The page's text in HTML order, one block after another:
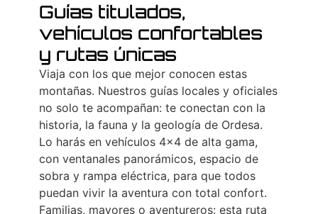
Guías titulados,
vehículos confortables
y rutas únicas
Viaja con los que mejor conocen estas
montañas. Nuestros guías locales y oficiales
no solo te acompañan: te conectan con la
historia, la fauna y la geología de Ordesa.
Lo harás en vehículos 4×4 de alta gama,
con ventanales panorámicos, espacio de
sobra y rampa eléctrica, para que todos
puedan vivir la aventura con total confort.
Familias, mayores o aventureros: esta ruta